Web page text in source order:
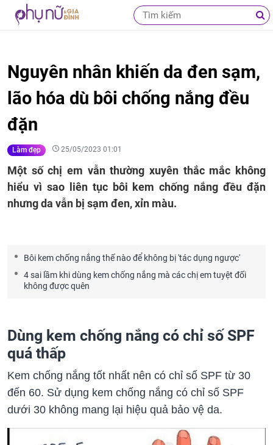
Nguyên nhân khiến da đen sạm,
lão hóa dù bôi chống nắng đều
đặn
Làm đẹp 25/05/2023 01:01
Một số chị em vẫn thường xuyên thắc mắc không
hiểu vì sao liên tục bôi kem chống nắng đều đặn
nhưng da vẫn bị sạm đen, xỉn màu.
Bôi kem chống nắng thế nào để không bị 'tác dụng ngược'
4 sai lầm khi dùng kem chống nắng mà các chị em tuyệt đối
không được quên
Dùng kem chống nắng có chỉ số SPF
quá thấp
Kem chống nắng tốt nhất nên có chỉ số SPF từ 30
đến 60. Sử dụng kem chống nắng có chỉ số SPF
dưới 30 không mang lại hiệu quả bảo vệ da.